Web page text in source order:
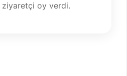
ziyaretçi oy verdi.